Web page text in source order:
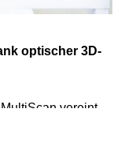
optischer 3D-
vereint